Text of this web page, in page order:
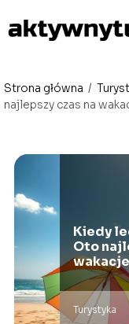
Strona główna /
najlepszy czas na
Kiedy
Oto
Turystyka